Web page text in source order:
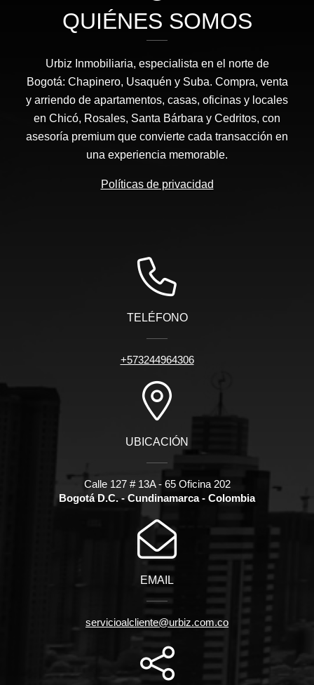
QUIÉNES SOMOS
Urbiz Inmobiliaria, especialista en el norte de
Bogotá: Chapinero, Usaquén y Suba. Compra, venta
y arriendo de apartamentos, casas, oficinas y locales
en Chicó, Rosales, Santa Bárbara y Cedritos, con
asesoría premium que convierte cada transacción en
una experiencia memorable.
Políticas de privacidad
TELÉFONO
+573244964306
UBICACIÓN
Calle 127 # 13A - 65 Oficina 202
Bogotá D.C. - Cundinamarca - Colombia
EMAIL
servicioalcliente@urbiz.com.co